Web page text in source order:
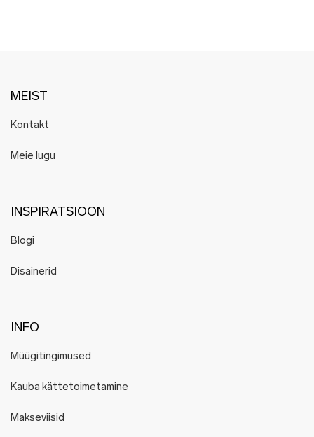
MEIST
Kontakt
Meie lugu
INSPIRATSIOON
Blogi
Disainerid
INFO
Müügitingimused
Kauba kättetoimetamine
Makseviisid